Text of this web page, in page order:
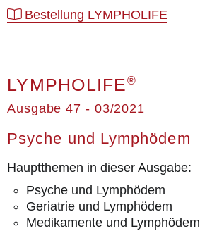
Bestellung LYMPHOLIFE
LYMPHOLIFE®
Ausgabe 47 - 03/2021
Psyche und Lymphödem
Hauptthemen in dieser Ausgabe:
Psyche und Lymphödem
Geriatrie und Lymphödem
Medikamente und Lymphödem